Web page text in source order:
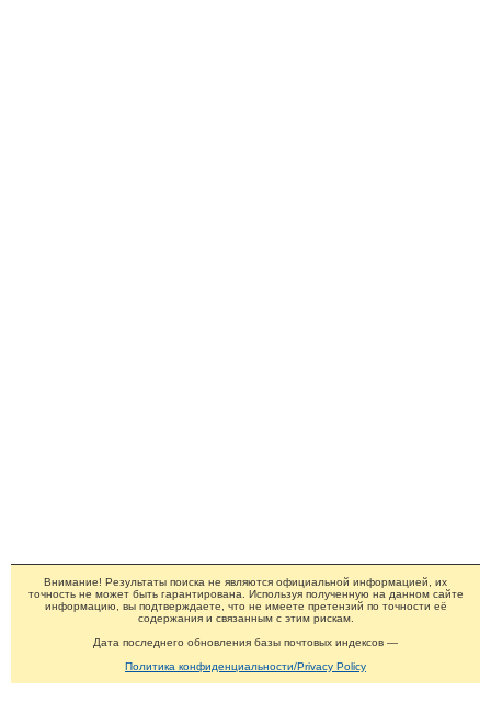
Внимание! Результаты поиска не являются официальной информацией, их
точность не может быть гарантирована. Используя полученную на данном сайте
информацию, вы подтверждаете, что не имеете претензий по точности её
содержания и связанным с этим рискам.
Дата последнего обновления базы почтовых индексов —
Политика конфиденциальности/Privacy Policy